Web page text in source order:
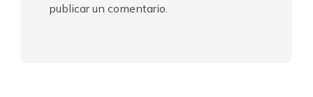
publicar un comentario.